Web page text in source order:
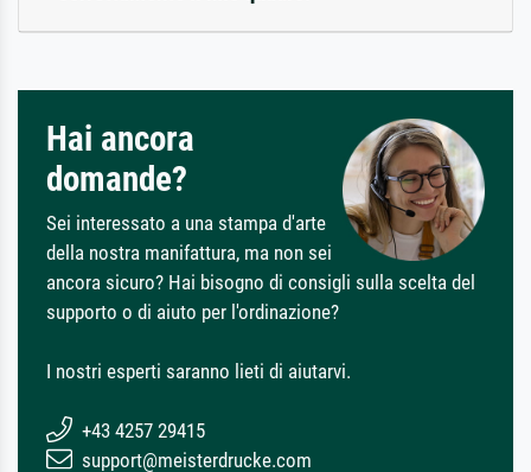
Hai ancora
domande?
Sei interessato a una stampa d'arte
della nostra manifattura, ma non sei
ancora sicuro? Hai bisogno di consigli sulla scelta del
supporto o di aiuto per l'ordinazione?
I nostri esperti saranno lieti di aiutarvi.
+43 4257 29415
support@meisterdrucke.com